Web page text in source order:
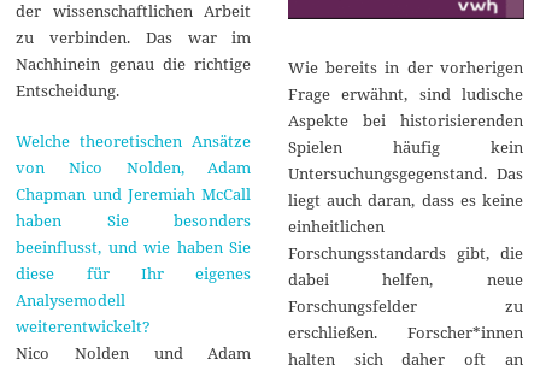
der wissenschaftlichen Arbeit
zu verbinden. Das war im
Nachhinein genau die richtige
Entscheidung.
Welche theoretischen Ansätze
von Nico Nolden, Adam
Chapman und Jeremiah McCall
haben Sie besonders
beeinflusst, und wie haben Sie
diese für Ihr eigenes
Analysemodell
weiterentwickelt?
Nico Nolden und Adam
Wie bereits in der vorherigen
Frage erwähnt, sind ludische
Aspekte bei historisierenden
Spielen häufig kein
Untersuchungsgegenstand. Das
liegt auch daran, dass es keine
einheitlichen
Forschungsstandards gibt, die
dabei helfen, neue
Forschungsfelder zu
erschließen. Forscher*innen
halten sich daher oft an